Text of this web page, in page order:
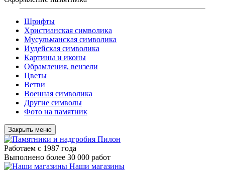
Шрифты
Христианская символика
Мусульманская символика
Иудейская символика
Картины и иконы
Обрамления, вензели
Цветы
Ветви
Военная символика
Другие символы
Фото на памятник
Закрыть меню
Работаем с 1987 года
Выполнено более 30 000 работ
Наши магазины